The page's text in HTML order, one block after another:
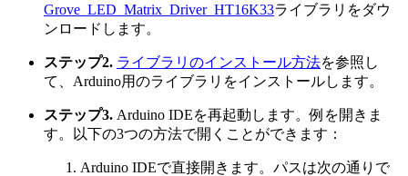
Grove_LED_Matrix_Driver_HT16K33ライブラリをダウ
ンロードします。
ステップ2. ライブラリのインストール方法を参照し
て、Arduino用のライブラリをインストールします。
ステップ3. Arduino IDEを再起動します。例を開きま
す。以下の3つの方法で開くことができます：
Arduino IDEで直接開きます。パスは次の通りで